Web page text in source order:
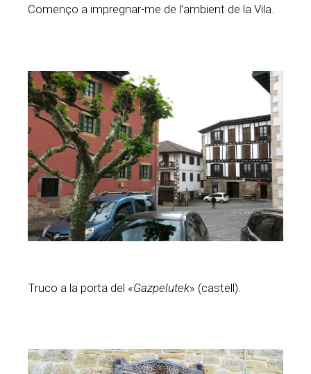
Començo a impregnar-me de l’ambient de la Vila.
Truco a la porta del «Gazpelutek» (castell).